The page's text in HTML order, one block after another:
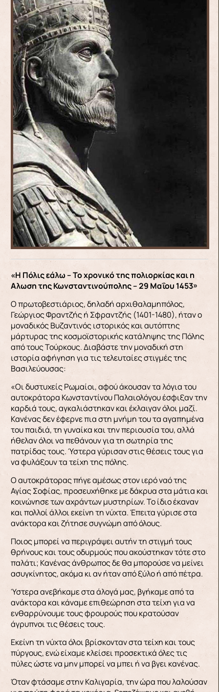
«Η Πόλις εάλω – Το χρονικό της πολιορκίας και η
Aλωση της Κωνσταντινούπολης – 29 Μαΐου 1453»
Ο πρωτοβεστιάριος, δηλαδή αρχιθαλαμηπόλος,
Γεώργιος Φραντζής ή Σφραντζής (1401-1480), ήταν ο
μοναδικός Βυζαντινός ιστορικός και αυτόπτης
μάρτυρας της κοσμοϊστορικής κατάληψης της Πόλης
από τους Τούρκους. Διαβάστε την μοναδική στη
ιστορία αφήγηση για τις τελευταίες στιγμές της
Βασιλεύουσας:
«Οι δυστυχείς Ρωμαίοι, αφού άκουσαν τα λόγια του
αυτοκράτορα Κωνσταντίνου Παλαιολόγου έσφιξαν την
καρδιά τους, αγκα­λιάστηκαν και έκλαιγαν όλοι μαζί.
Κανένας δεν έφερνε πια στη μνήμη του τα αγαπημένα
του παι­διά, τη γυναίκα και την περιουσία του, αλλά
ήθε­λαν όλοι να πεθάνουν για τη σωτηρία της
πατρίδας τους. Ύστερα γύρισαν στις θέσεις τους για
να φυλάξουν τα τείχη της πόλης.
Ο αυτοκράτορας πήγε αμέσως στον ιερό ναό της
Αγίας Σοφίας, προσευχήθηκε με δάκρυα στα μάτια και
κοινώνη­σε των αχράντων μυστηρίων. Το ίδιο έκαναν
και πολλοί άλλοι εκείνη τη νύχτα. Έπειτα γύρισε στα
ανάκτορα και ζήτησε συγνώμη από όλους.
Ποιος μπορεί να περιγράψει αυτήν τη στιγμή τους
θρή­νους και τους οδυρμούς που ακούστηκαν τότε στο
παλάτι; Κανένας άνθρωπος δε θα μπορούσε να μείνει
ασυγκίνητος, ακόμα κι αν ήταν από ξύλο ή από πέτρα.
Ύστερα ανεβήκαμε στα άλογά μας, βγήκαμε από τα
ανάκτορα και κάναμε επιθεώρηση στα τεί­χη για να
ενθαρρύνουμε τους φρουρούς που κρα­τούσαν
άγρυπνοι τις θέσεις τους.
Εκείνη τη νύχτα όλοι βρίσκονταν στα τείχη και τους
πύργους, ενώ είχαμε κλείσει προσεκτικά όλες τις
πύλες ώστε να μην μπορεί να μπει ή να βγει κανένας.
Όταν φτά­σαμε στην Καλιγαρία, την ώρα που λαλούσαν